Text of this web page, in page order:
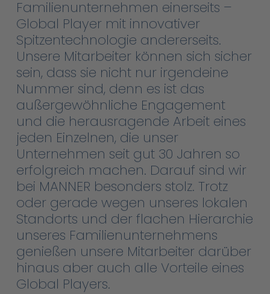
Familienunternehmen einerseits –
Global Player mit innovativer
Spitzentechnologie andererseits.
Unsere Mitarbeiter können sich sicher
sein, dass sie nicht nur irgendeine
Nummer sind, denn es ist das
außergewöhnliche Engagement
und die herausragende Arbeit eines
jeden Einzelnen, die unser
Unternehmen seit gut 30 Jahren so
erfolgreich machen. Darauf sind wir
bei MANNER besonders stolz. Trotz
oder gerade wegen unseres lokalen
Standorts und der flachen Hierarchie
unseres Familienunternehmens
genießen unsere Mitarbeiter darüber
hinaus aber auch alle Vorteile eines
Global Players.